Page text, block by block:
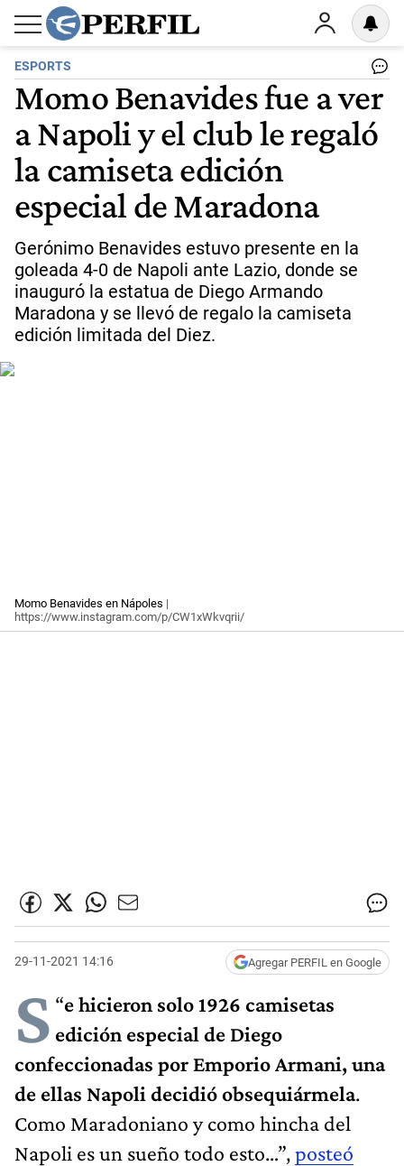
ESPORTS
Momo Benavides fue a ver
a Napoli y el club le regaló
la camiseta edición
especial de Maradona
Gerónimo Benavides estuvo presente en la
goleada 4-0 de Napoli ante Lazio, donde se
inauguró la estatua de Diego Armando
Maradona y se llevó de regalo la camiseta
edición limitada del Diez.
Momo Benavides en Nápoles |
https://www.instagram.com/p/CW1xWkvqrii/
29-11-2021 14:16 Agregar PERFIL en Google
“
S
e hicieron solo 1926 camisetas
edición especial de Diego
confeccionadas por Emporio Armani, una
de ellas Napoli decidió obsequiármela.
Como Maradoniano y como hincha del
Napoli es un sueño todo esto…”,posteó